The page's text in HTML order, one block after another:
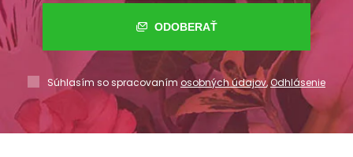
ODOBERAŤ
Súhlasím so spracovaním osobných údajov,Odhlásenie